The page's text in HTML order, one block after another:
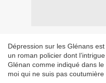
Dépression sur les Glénans
un roman policier dont
Glénan comme indiqué dans le
moi qui ne suis pas coutumière